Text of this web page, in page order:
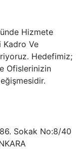
Hizmete
Kadro Ve
Hedefimiz;
Ofislerinizin
Sokak No:8/40